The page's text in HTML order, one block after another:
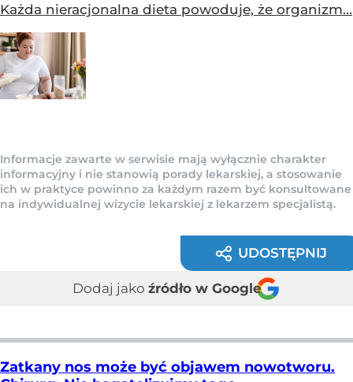
Każda nieracjonalna dieta powoduje, że organizm...
Informacje zawarte w serwisie mają wyłącznie charakter
informacyjny i nie stanowią porady lekarskiej, a stosowanie
ich w praktyce powinno za każdym razem być konsultowane
na indywidualnej wizycie lekarskiej z lekarzem specjalistą.
UDOSTĘPNIJ
Dodaj jako źródło w Google
Zatkany nos może być objawem nowotworu.